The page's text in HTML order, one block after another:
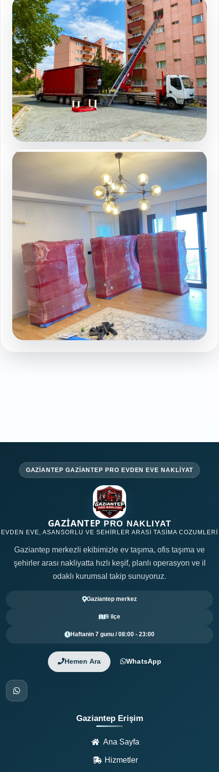
Galeri sayfasında devamını görüntüleyin
Site ici asansorlu operasyon
Galeri sayfasında devamını görüntüleyin
GAZIANTEP GAZIANTEP PRO EVDEN EVE NAKLIYAT
GAZİANTEP PRO NAKLIYAT
EVDEN EVE, ASANSORLU VE SEHIRLER ARASI TASIMA COZUMLERI
Gaziantep merkezli ekibimizle ev taşıma, ofis taşıma ve
şehirler arası nakliyatta hızlı keşif, planlı operasyon ve il
odaklı kurumsal takip sunuyoruz.
Gaziantep merkez
9 ilçe
Haftanin 7 gunu / 08:00 - 23:00
Hemen Ara WhatsApp
Gaziantep Erişim
Ana Sayfa
Hizmetler